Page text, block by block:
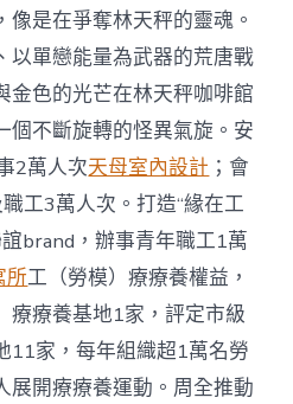
是在爭奪林天秤的靈魂。
以單戀能量為武器的荒唐戰
金色的光芒在林天秤咖啡館
個不斷旋轉的怪異氣旋。安
2萬人次天母室內設計 ；會
工3萬人次。打造“緣在工
brand，辦事青年職工1萬
所工（勞模）療療養權益，
療療養基地1家，評定市級
11家，每年組織超1萬名勞
展開療療養運動。周全推動